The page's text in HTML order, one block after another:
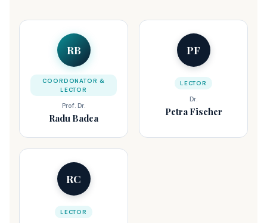
RB
COORDONATOR &
LECTOR
Prof. Dr.
Radu Badea
PF
LECTOR
Dr.
Petra Fischer
RC
LECTOR